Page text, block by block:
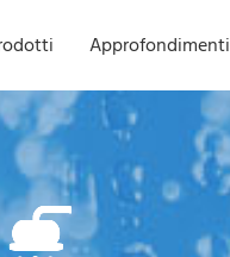
Approfondimenti